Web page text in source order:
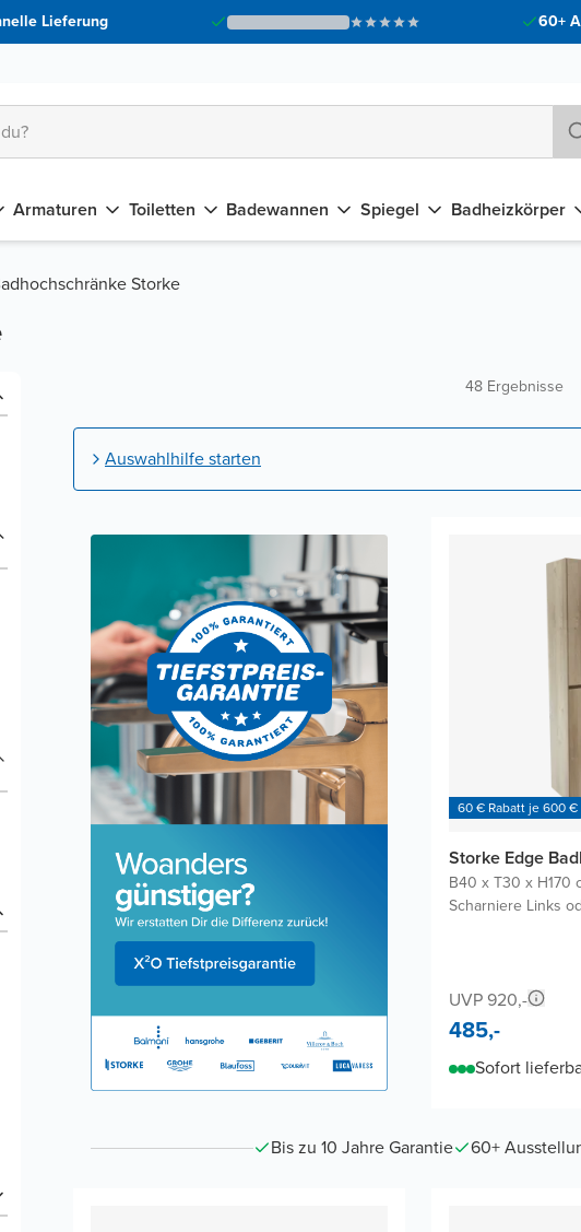
Lieferung 60+
Armaturen Toiletten Badewannen Spiegel Badheizkörper
Storke
48 Ergebnisse
Auswahlhilfe starten
60 € Rabatt je 600 €
Storke Edge
B40 x T30 x H170
Scharniere Links
UVP 920,-
485,-
Sofort
Bis zu 10 Jahre Garantie 60+